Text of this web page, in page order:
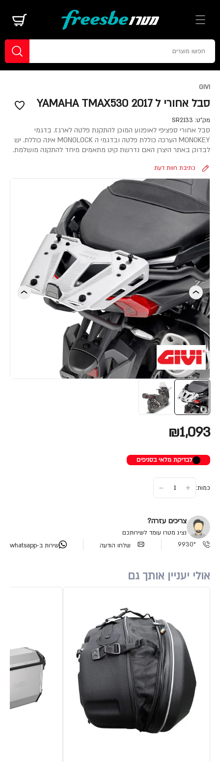
GIVI
סבל אחורי ל YAMAHA TMAX530 2017
מק"ט: SR2133
סבל אחורי ספציפי לאופנוע המוכן להתקנת פלטה לארגז. בדגמי
MONOKEY הערכה כוללת פלטה ובדגמי ה MONOLOCK אינה כוללת. יש
לבדוק באתר היצרן האם נדרשת קיט מתאמים מיחד להתקנה מושלמת.
כתיבת חוות דעת
₪1,093
לבדיקת מלאי בסניפים
כמות:
צריכים עזרה?
נציג מטרו עומד לשירותכם
*9930
שלחו הודעה שירות ב-whatsapp
אולי יעניין אותך גם